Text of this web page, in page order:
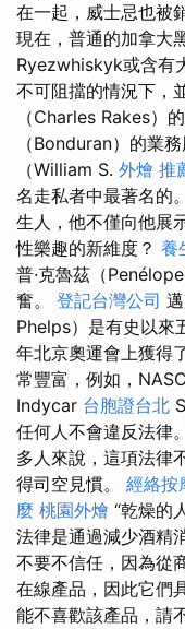
在一起，威士忌也被
現在，普通的加拿大
Ryezwhiskyk或含有
不可阻擋的情況下，
（Charles Rakes）
（Bonduran）的業務
（William S. 外燴 推
名走私者中最著名的。
生人，他不僅向他展
性樂趣的新維度？ 養
普·克魯茲（
奮。 登記台灣公司
Phelps）是有史以來
年北京奧運會上獲得
常豐富，例如，
Indycar 台胞證台北
任何人不會違反法律。
多人來說，這項法律
得司空見慣。 經絡按
麼 桃園外燴 “乾燥的
法律是通過減少酒精
不要不信任，因為從
在線產品，因此它們
能不喜歡該產品，請